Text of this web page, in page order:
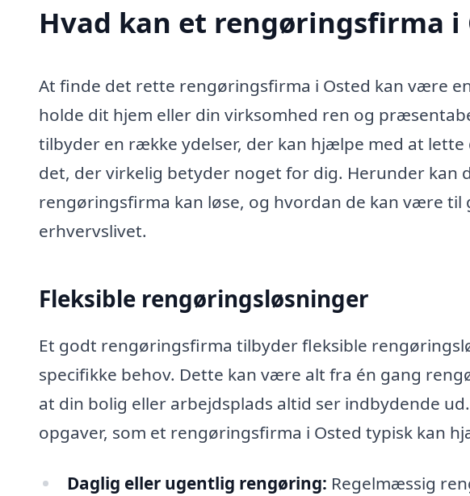
Hvad kan et rengøringsfirma
At finde det rette rengøringsfirma i Osted kan være
holde dit hjem eller din virksomhed ren og
tilbyder en række ydelser, der kan hjælpe med at lette
det, der virkelig betyder noget for dig. Herunder kan
rengøringsfirma kan løse, og hvordan de kan være til
erhvervslivet.
Fleksible rengøringsløsninger
Et godt rengøringsfirma tilbyder fleksible
specifikke behov. Dette kan være alt fra én gang
at din bolig eller arbejdsplads altid ser indbydende
opgaver, som et rengøringsfirma i Osted typisk kan
Daglig eller ugentlig rengøring: Regelmæssig